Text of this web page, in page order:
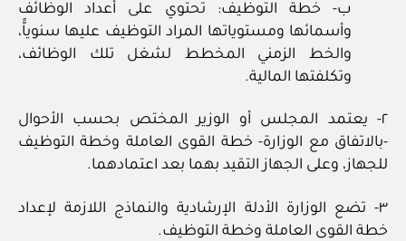
ب- خطة التوظيف: تحتوي على أعداد الوظائف
وأسمائها ومستوياتها المراد التوظيف عليها سنوياًّ،
والخط الزمني المخطط لشغل تلك الوظائف،
وتكلفتها المالية.
٢- يعتمد المجلس أو الوزير المختص بحسب الأحوال
-بالاتفاق مع الوزارة- خطة القوى العاملة وخطة التوظيف
للجهاز، وعلى الجهاز التقيد بهما بعد اعتمادهما.
٣- تضع الوزارة الأدلة الإرشادية والنماذج اللازمة لإعداد
خطة القوى العاملة وخطة التوظيف.